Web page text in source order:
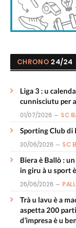
CHRONO 24/24
Liga 3 : u
cunnisciutu per
01/07/2026 SC
Sporting Club di
30/06/2026 SC
Biera è Ballò :
in giru à u sport
26/06/2026
Trà u lavu è a
aspetta 200
d’impresa è u